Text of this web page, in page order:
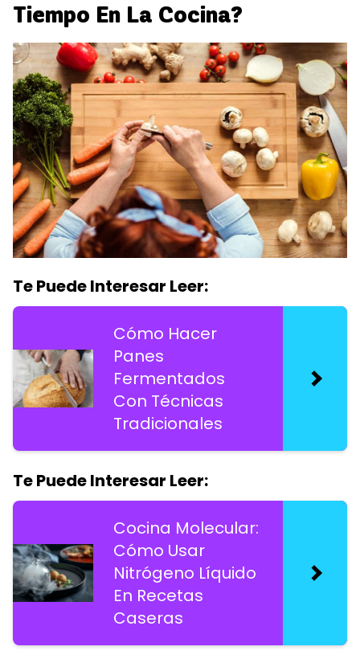
Tiempo En La Cocina?
Te Puede Interesar Leer:
Cómo Hacer
Panes
Fermentados
Con Técnicas
Tradicionales
Te Puede Interesar Leer:
Cocina Molecular:
Cómo Usar
Nitrógeno Líquido
En Recetas
Caseras